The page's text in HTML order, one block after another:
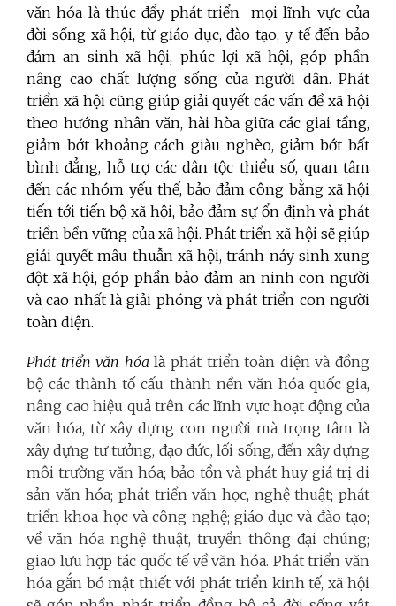
văn hóa là thúc đẩy phát triển
mọi lĩnh vực của
đời sống xã hội, từ giáo dục, đào tạo, y tế đến bảo
đảm an sinh xã hội, phúc lợi xã hội, góp phần
nâng cao chất lượng sống của người dân. Phát
triển xã hội cũng giúp giải quyết các vấn đề xã hội
theo hướng nhân văn, hài hòa giữa các giai tầng,
giảm bớt khoảng cách giàu nghèo, giảm bớt bất
bình đẳng, hỗ trợ các dân tộc thiểu số, quan tâm
đến các nhóm yếu thế, bảo đảm công bằng xã hội
tiến tới tiến bộ xã hội, bảo đảm sự ổn định và phát
triển bền vững của xã hội. Phát triển xã hội sẽ giúp
giải quyết mâu thuẫn xã hội, tránh nảy sinh xung
đột xã hội, góp phần bảo đảm an ninh con người
và cao nhất là giải phóng và phát triển con người
toàn diện.
Phát triển văn hóa là phát triển toàn diện và đồng
bộ các thành tố cấu thành nền văn hóa quốc gia,
nâng cao hiệu quả trên các lĩnh vực hoạt động của
văn hóa, từ xây dựng con người mà trọng tâm là
xây dựng tư tưởng, đạo đức, lối sống, đến xây dựng
môi trường văn hóa; bảo tồn và phát huy giá trị di
sản văn hóa; phát triển văn học, nghệ thuật; phát
triển khoa học và công nghệ; giáo dục và đào tạo;
về văn hóa nghệ thuật, truyền thông đại chúng;
giao lưu hợp tác quốc tế về văn hóa. Phát triển văn
hóa gắn bó mật thiết với phát triển kinh tế, xã hội